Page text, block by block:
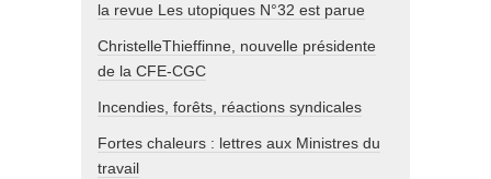
la revue Les utopiques N°32 est parue
ChristelleThieffinne, nouvelle présidente
de la CFE-CGC
Incendies, forêts, réactions syndicales
Fortes chaleurs : lettres aux Ministres du
travail